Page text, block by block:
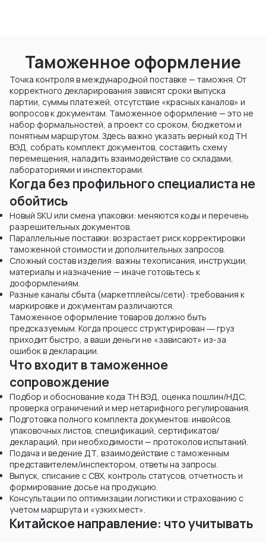
Индивидуальный подход к каждому клиенту,
возможность разработки уникальных схем
поставки. - 🏷 Возможность отслеживать движение
груза в режиме реального времени. - 🌐
Гарантированная доставка точно в срок,
соблюдение оговоренных временных рамок.
Готовимся стать вашим надежным партнером в
сфере международных грузоперевозок и
обеспечить успех вашему бизнесу на глобальном
уровне.
Таможенное оформление
Точка контроля в международной поставке — таможня. От
корректного декларирования зависят сроки выпуска
партии, суммы платежей, отсутствие «красных каналов» и
вопросов к документам. Таможенное оформление — это не
набор формальностей, а проект со сроком, бюджетом и
понятным маршрутом. Здесь важно указать верный код ТН
ВЭД, собрать комплект документов, составить схему
перемещения, наладить взаимодействие со складами,
лабораториями и инспекторами.
Когда без профильного специалиста не
обойтись
Новый SKU или смена упаковки: меняются коды и перечень
разрешительных документов.
Параллельные поставки: возрастает риск корректировки
таможенной стоимости и дополнительных запросов.
Сложный состав изделия: важны техописания, инструкции,
материалы и назначение — иначе готовьтесь к
дооформлениям.
Разные каналы сбыта (маркетплейсы/сети): требования к
маркировке и документам различаются.
Таможенное оформление товаров должно быть
предсказуемым. Когда процесс структурирован ― груз
приходит быстро, а ваши деньги не «зависают» из-за
ошибок в декларации.
Что входит в таможенное
сопровождение
Подбор и обоснование кода ТН ВЭД, оценка пошлин/НДС,
проверка ограничений и мер нетарифного регулирования.
Подготовка полного комплекта документов: инвойсов,
упаковочных листов, спецификаций, сертификатов/
деклараций, при необходимости — протоколов испытаний.
Подача и ведение ДТ, взаимодействие с таможенным
представителем/инспектором, ответы на запросы.
Выпуск, списание с СВХ, контроль статусов, отчетность и
формирование досье на продукцию.
Консультации по оптимизации логистики и страхованию с
учетом маршрута и «узких мест».
Китайское направление: что учитывать